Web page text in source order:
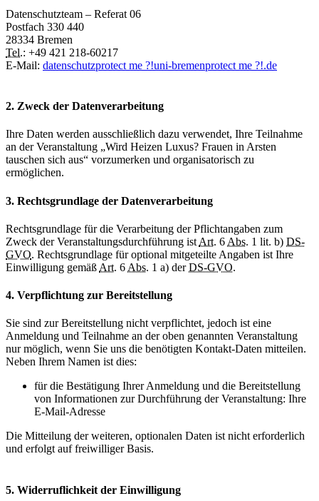
Datenschutzteam – Referat 06
Postfach 330 440
28334 Bremen
Tel.: +49 421 218-60217
E-Mail: datenschutzprotect me ?!uni-bremenprotect me ?!.de
2. Zweck der Datenverarbeitung
Ihre Daten werden ausschließlich dazu verwendet, Ihre Teilnahme
an der Veranstaltung „Wird Heizen Luxus? Frauen in Arsten
tauschen sich aus“ vorzumerken und organisatorisch zu
ermöglichen.
3. Rechtsgrundlage der Datenverarbeitung
Rechtsgrundlage für die Verarbeitung der Pflichtangaben zum
Zweck der Veranstaltungsdurchführung ist Art. 6 Abs. 1 lit. b) DS-
GVO. Rechtsgrundlage für optional mitgeteilte Angaben ist Ihre
Einwilligung gemäß Art. 6 Abs. 1 a) derDS-GVO.
4. Verpflichtung zur Bereitstellung
Sie sind zur Bereitstellung nicht verpflichtet, jedoch ist eine
Anmeldung und Teilnahme an der oben genannten Veranstaltung
nur möglich, wenn Sie uns die benötigten Kontakt-Daten mitteilen.
Neben Ihrem Namen ist dies:
für die Bestätigung Ihrer Anmeldung und die Bereitstellung
von Informationen zur Durchführung der Veranstaltung: Ihre
E-Mail-Adresse
Die Mitteilung der weiteren, optionalen Daten ist nicht erforderlich
und erfolgt auf freiwilliger Basis.
5. Widerruflichkeit der Einwilligung